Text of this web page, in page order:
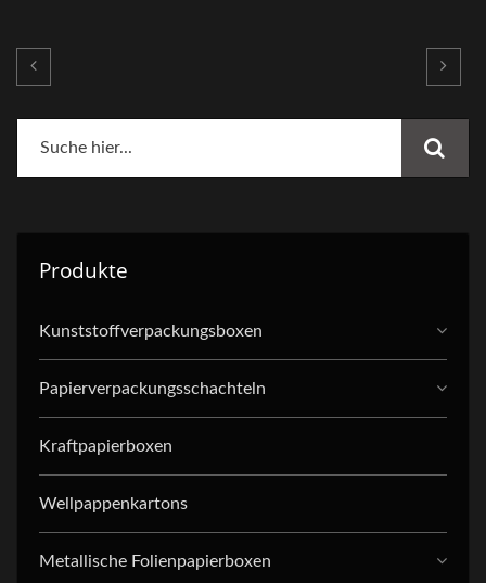
Produkte
Kunststoffverpackungsboxen
Papierverpackungsschachteln
Kraftpapierboxen
Wellpappenkartons
Metallische Folienpapierboxen